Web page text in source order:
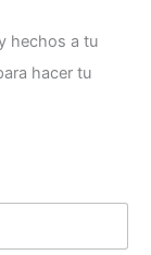
hechos a tu
hacer tu